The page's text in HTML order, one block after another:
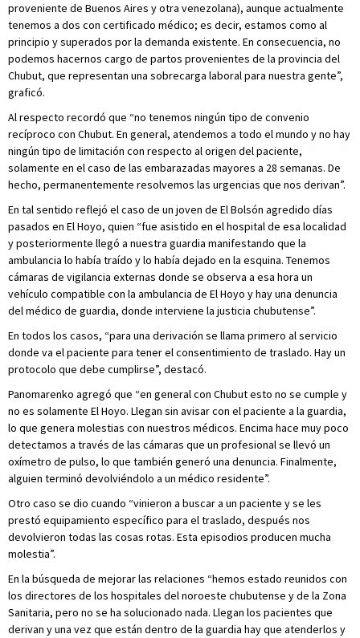
proveniente de Buenos Aires y otra venezolana), aunque actualmente
tenemos a dos con certificado médico; es decir, estamos como al
principio y superados por la demanda existente. En consecuencia, no
podemos hacernos cargo de partos provenientes de la provincia del
Chubut, que representan una sobrecarga laboral para nuestra gente”,
graficó.
Al respecto recordó que “no tenemos ningún tipo de convenio
recíproco con Chubut. En general, atendemos a todo el mundo y no hay
ningún tipo de limitación con respecto al origen del paciente,
solamente en el caso de las embarazadas mayores a 28 semanas. De
hecho, permanentemente resolvemos las urgencias que nos derivan”.
En tal sentido reflejó el caso de un joven de El Bolsón agredido días
pasados en El Hoyo, quien “fue asistido en el hospital de esa localidad
y posteriormente llegó a nuestra guardia manifestando que la
ambulancia lo había traído y lo había dejado en la esquina. Tenemos
cámaras de vigilancia externas donde se observa a esa hora un
vehículo compatible con la ambulancia de El Hoyo y hay una denuncia
del médico de guardia, donde interviene la justicia chubutense”.
En todos los casos, “para una derivación se llama primero al servicio
donde va el paciente para tener el consentimiento de traslado. Hay un
protocolo que debe cumplirse”, destacó.
Panomarenko agregó que “en general con Chubut esto no se cumple y
no es solamente El Hoyo. Llegan sin avisar con el paciente a la guardia,
lo que genera molestias con nuestros médicos. Encima hace muy poco
detectamos a través de las cámaras que un profesional se llevó un
oxímetro de pulso, lo que también generó una denuncia. Finalmente,
alguien terminó devolviéndolo a un médico residente”.
Otro caso se dio cuando “vinieron a buscar a un paciente y se les
prestó equipamiento específico para el traslado, después nos
devolvieron todas las cosas rotas. Esta episodios producen mucha
molestia”.
En la búsqueda de mejorar las relaciones “hemos estado reunidos con
los directores de los hospitales del noroeste chubutense y de la Zona
Sanitaria, pero no se ha solucionado nada. Llegan los pacientes que
derivan y una vez que están dentro de la guardia hay que atenderlos y